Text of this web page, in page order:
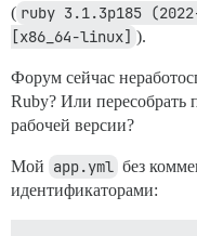
Стек ошибок и
ошибка Команда
I, [2023-07-
yarn run v1.22.19
$ /var/www/
ПРЕДУПРЕЖДЕНИЕ:
Окружение: production
информация
I, [2023-07-
( ruby 3.1.3p185
[x86_64-linux] ).
Форум сейчас
Ruby? Или пересобрать
рабочей версии?
Мой app.yml без
идентификаторами: